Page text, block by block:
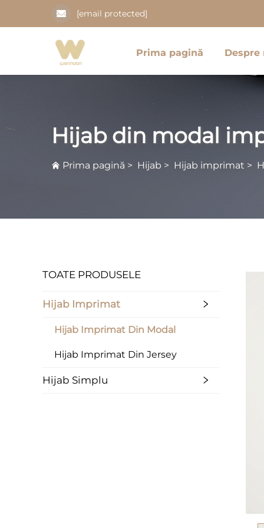
[email protected]
Prima pagină Despre
Hijab din modal
Prima pagină > Hijab > Hijab imprimat >
TOATE PRODUSELE
Hijab Imprimat
Hijab Imprimat Din Modal
Hijab Imprimat Din Jersey
Hijab Simplu